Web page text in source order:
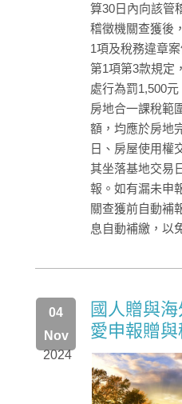
算30日內向該管
稽徵機關查獲後
1項及稅務違章
第1項第3款規定
處行為罰1,500
房地合一課稅範
額，均應於房地
日、房屋使用權
其坐落基地交易
報。如有漏未申
關查獲前自動補
息自動補繳，以
2024
04
Nov
國人贈與
愛申報贈與